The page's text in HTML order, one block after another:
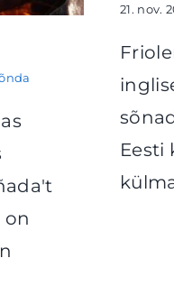
21. nov.
Eesti
on